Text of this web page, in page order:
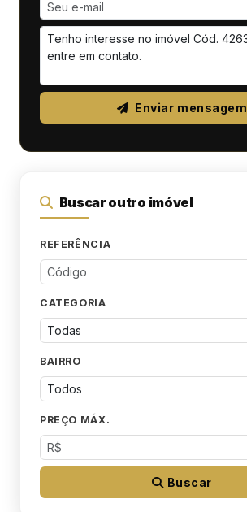
Enviar mensagem
Buscar outro imóvel
REFERÊNCIA
CATEGORIA
BAIRRO
PREÇO MÁX.
Buscar